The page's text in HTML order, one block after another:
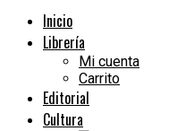
Inicio
Librería
Mi cuenta
Carrito
Editorial
Cultura